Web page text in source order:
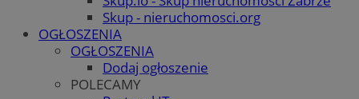
Skup - nieruchomosci.org
OGŁOSZENIA
OGŁOSZENIA
Dodaj ogłoszenie
POLECAMY